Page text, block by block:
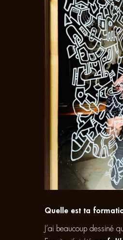
Quelle est ta
J’ai beaucoup dessiné